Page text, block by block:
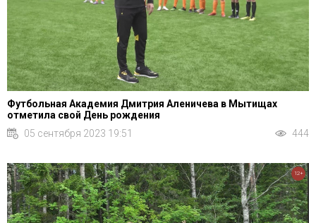
Футбольная Академия Дмитрия Аленичева в Мытищах
отметила свой День рождения
05 сентября 2023 19:51
444
12+